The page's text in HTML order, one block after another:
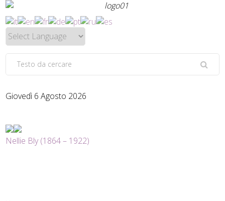
Giovedì 6 Agosto 2026
Nellie Bly (1864 – 1922)